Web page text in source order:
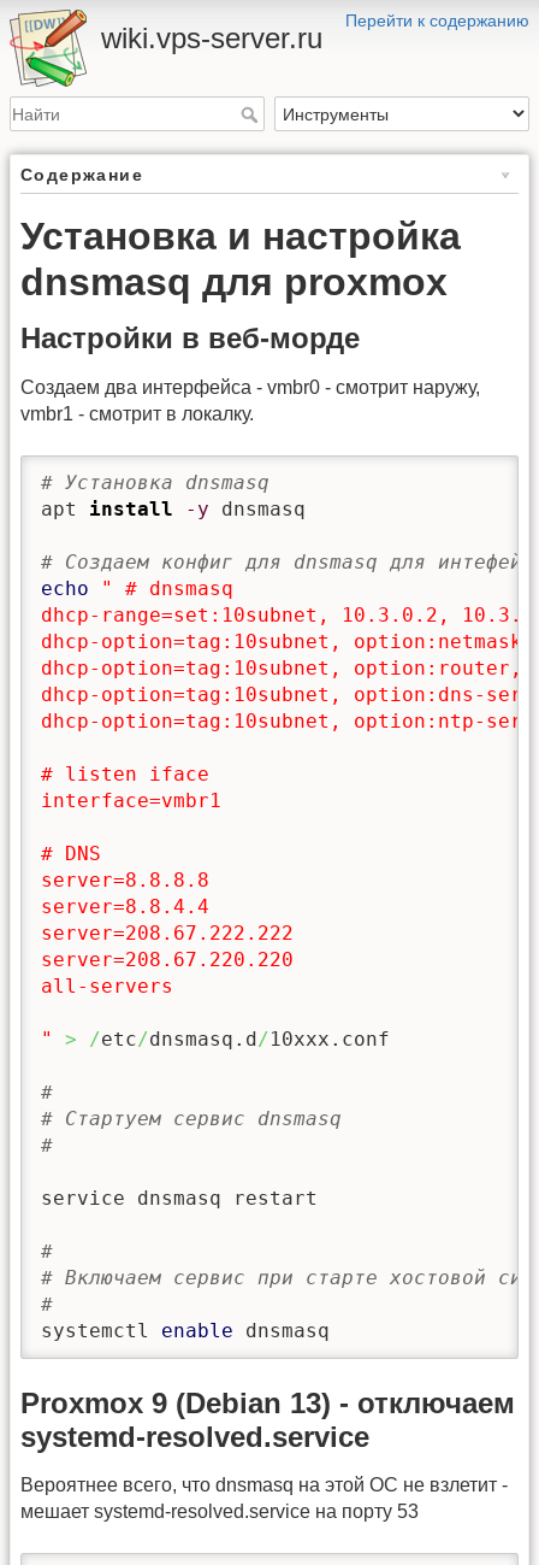
Перейти к содержанию
wiki.vps-server.ru
Содержание
Установка и настройка
dnsmasq для proxmox
Настройки в веб-морде
Создаем два интерфейса - vmbr0 - смотрит наружу,
vmbr1 - смотрит в локалку.
# Установка dnsmasq
apt install -y dnsmasq
# Создаем конфиг для dnsmasq для
echo
" # dnsmasq
dhcp-range=set:10subnet, 10.3.0.2,
dhcp-option=tag:10subnet,
dhcp-option=tag:10subnet, option:router,
dhcp-option=tag:10subnet, option:dns-
dhcp-option=tag:10subnet, option:ntp-
# listen iface
interface=vmbr1
# DNS
server=8.8.8.8
server=8.8.4.4
server=208.67.222.222
server=208.67.220.220
all-servers
" > /etc/dnsmasq.d/10xxx.conf
#
# Стартуем сервис dnsmasq
#
service dnsmasq restart
#
# Включаем сервис при старте хостовой
#
systemctl enable dnsmasq
Proxmox 9 (Debian 13) - отключаем
systemd-resolved.service
Вероятнее всего, что dnsmasq на этой ОС не взлетит -
мешает systemd-resolved.service на порту 53